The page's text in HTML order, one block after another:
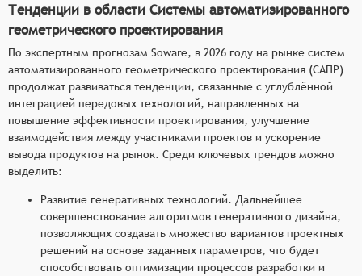
Тенденции в области Системы автоматизированного
геометрического проектирования
По экспертным прогнозам Soware, в 2026 году на рынке систем
автоматизированного геометрического проектирования (САПР)
продолжат развиваться тенденции, связанные с углублённой
интеграцией передовых технологий, направленных на
повышение эффективности проектирования, улучшение
взаимодействия между участниками проектов и ускорение
вывода продуктов на рынок. Среди ключевых трендов можно
выделить:
Развитие генеративных технологий. Дальнейшее
совершенствование алгоритмов генеративного дизайна,
позволяющих создавать множество вариантов проектных
решений на основе заданных параметров, что будет
способствовать оптимизации процессов разработки и